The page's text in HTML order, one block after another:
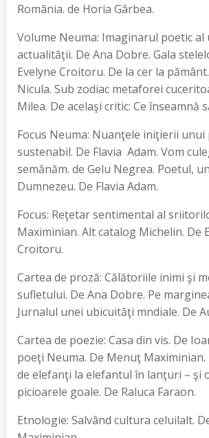
România. de Horia Gârbea.
Volume Neuma: Imaginarul poetic al
actualităţii. De Ana Dobre. Gala
Evelyne Croitoru. De la cer la
Nicula. Sub zodiac metaforei
Milea. De acelaşi critic: Ce înseamnă
Focus Neuma: Nuanţele iniţierii
sustenabil. De Flavia Adam. Vom
semănăm. de Gelu Negrea. Poetul,
Dumnezeu. De Flavia Adam.
Focus: Reţetar sentimental al
Maximinian. Alt catalog Michelin. De
Croitoru.
Cartea de proză: Călătoriile inimi şi
sufletului. De Ana Dobre. Pe
Jurnalul unei ubicuităţi mndiale. De
Cartea de poezie: Casa din vis. De
poeţi Neuma. De Menuţ
de elefanţi la elefantul în lanţuri – şi
picioarele goale. De Raluca Faraon.
Etnologie: Salvând cultura celuilalt.